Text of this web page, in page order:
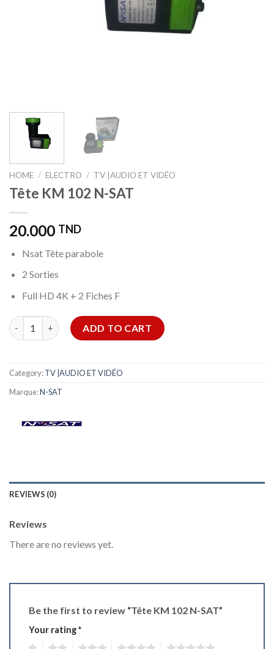
HOME / ELECTRO / TV |AUDIO ET VIDÉO
Tête KM 102 N-SAT
20.000 TND
Nsat Tête parabole
2 Sorties
Full HD 4K + 2 Fiches F
Tête KM 102 N-SAT quantity
ADD TO CART
Category:TV |AUDIO ET VIDÉO
Marque:N-SAT
REVIEWS (0)
Reviews
There are no reviews yet.
Be the first to review “Tête KM 102 N-SAT”
Your rating*